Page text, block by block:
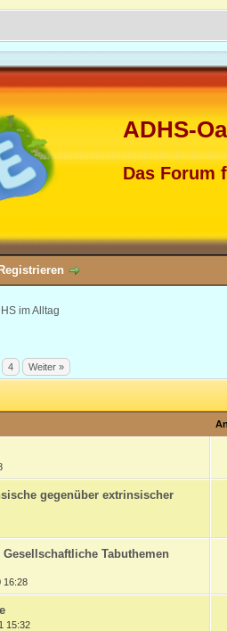
ADHS-
Das Forum
Registrieren
im Alltag
4 Weiter »
gegenüber extrinsischer
Tabuthemen
16:28
15:32